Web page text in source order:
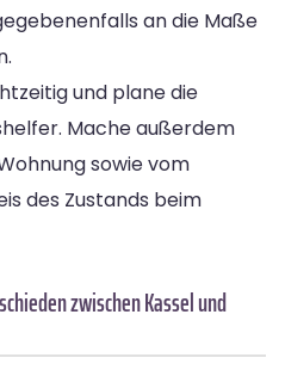
an die Maße
und plane die
Mache außerdem
sowie vom
des Zustands beim
zwischen Kassel und